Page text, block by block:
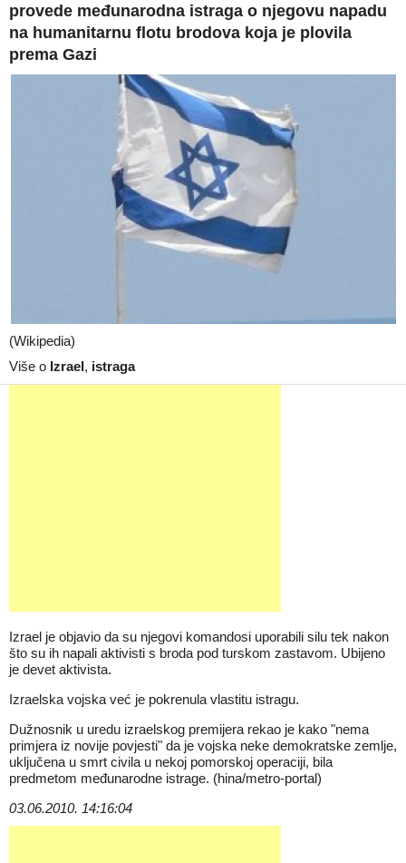
provede međunarodna istraga o njegovu napadu
na humanitarnu flotu brodova koja je plovila
prema Gazi
(Wikipedia)
Više o Izrael, istraga
Izrael je objavio da su njegovi komandosi uporabili silu tek nakon
što su ih napali aktivisti s broda pod turskom zastavom. Ubijeno
je devet aktivista.
Izraelska vojska već je pokrenula vlastitu istragu.
Dužnosnik u uredu izraelskog premijera rekao je kako "nema
primjera iz novije povjesti" da je vojska neke demokratske zemlje,
uključena u smrt civila u nekoj pomorskoj operaciji, bila
predmetom međunarodne istrage. (hina/metro-portal)
03.06.2010. 14:16:04